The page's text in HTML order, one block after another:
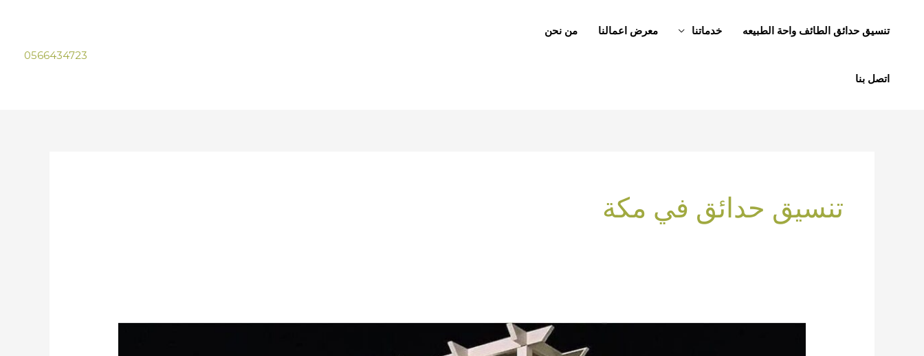
تنسيق حدائق الطائف واحة الطبيعه خدماتنا معرض اعمالنا من نحن
اتصل بنا
0566434723
تنسيق حدائق في مكة